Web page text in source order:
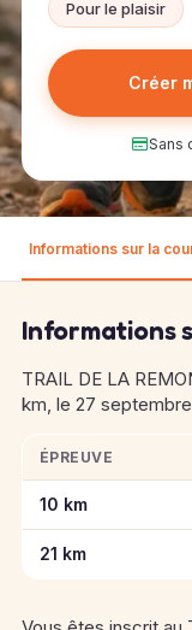
Pour le plaisir
Créer
Sans
Informations sur la
Informations
TRAIL DE LA
km, le 27
Informations clés
ÉPREUVE
10 km
21 km